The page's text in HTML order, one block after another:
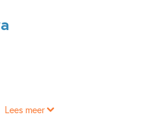
Lees meer